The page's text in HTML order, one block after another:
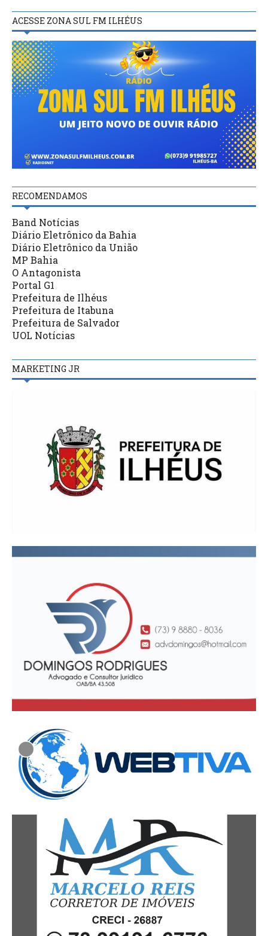
ACESSE ZONA SUL FM ILHÉUS
RECOMENDAMOS
Band Notícias
Diário Eletrônico da Bahia
Diário Eletrônico da União
MP Bahia
O Antagonista
Portal G1
Prefeitura de Ilhéus
Prefeitura de Itabuna
Prefeitura de Salvador
UOL Notícias
MARKETING JR